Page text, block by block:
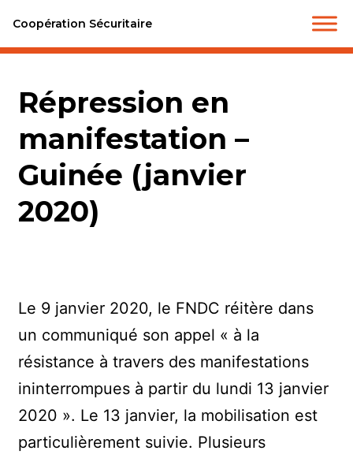
Coopération Sécuritaire
Répression en
manifestation –
Guinée (janvier
2020)
Le 9 janvier 2020, le FNDC réitère dans
un communiqué son appel « à la
résistance à travers des manifestations
ininterrompues à partir du lundi 13 janvier
2020 ». Le 13 janvier, la mobilisation est
particulièrement suivie. Plusieurs